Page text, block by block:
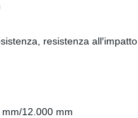
resistenza all′impatto
12.000 mm